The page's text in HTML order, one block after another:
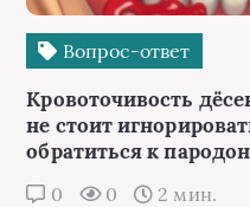
Вопрос-ответ
Кровоточивость
не стоит
обратиться к
0 0 2 мин.